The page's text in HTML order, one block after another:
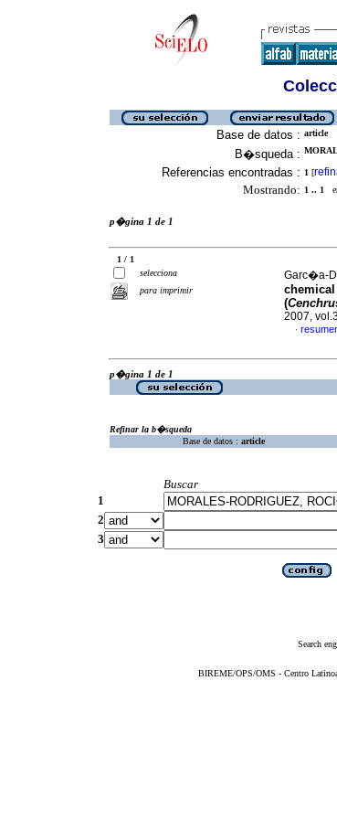
Base de datos : article
B�squeda :
Referencias encontradas : 1 [
Mostrando: 1 .. 1
p�gina 1 de 1
1 / 1
selecciona
para imprimir
Garc�a-
(
2007,
·
p�gina 1 de 1
Refinar la b�squeda
Base de datos : article
Buscar
1
2
3
Search
BIREME/OPS/OMS - Centro